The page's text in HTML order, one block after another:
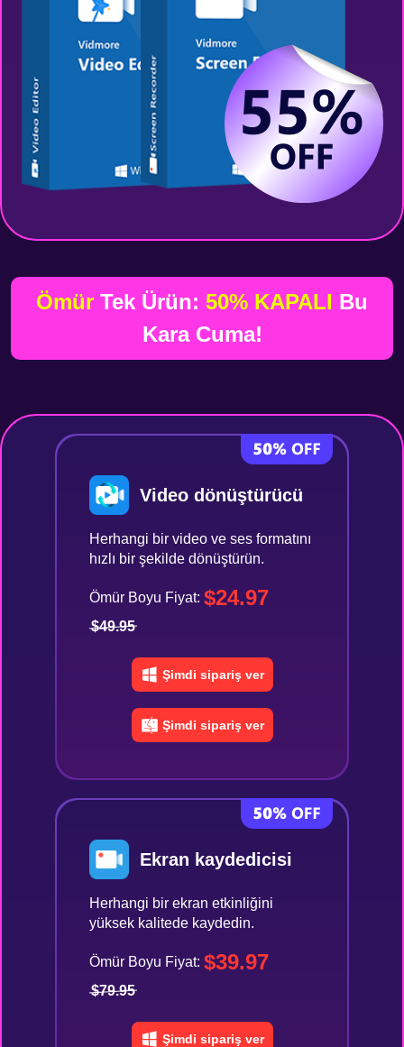
Ömür Tek Ürün: 50% KAPALI Bu
Kara Cuma!
Video dönüştürücü
Herhangi bir video ve ses formatını
hızlı bir şekilde dönüştürün.
Ömür Boyu Fiyat: $24.97
$49.95
Şimdi sipariş ver
Şimdi sipariş ver
Ekran kaydedicisi
Herhangi bir ekran etkinliğini
yüksek kalitede kaydedin.
Ömür Boyu Fiyat: $39.97
$79.95
Şimdi sipariş ver